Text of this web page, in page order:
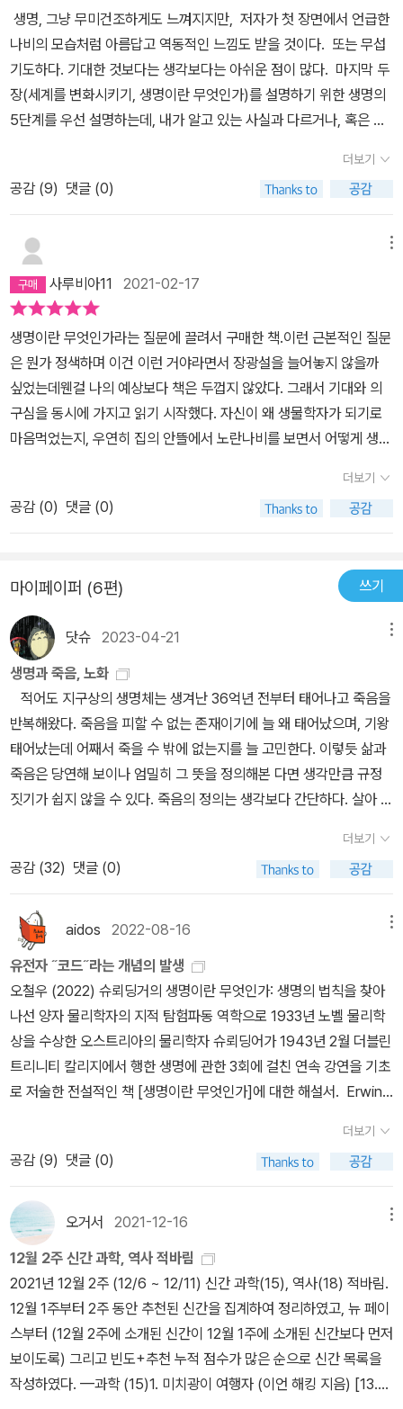
생명, 그냥 무미건조하게도 느껴지지만, 저자가 첫 장면에서 언급한
나비의 모습처럼 아름답고 역동적인 느낌도 받을 것이다. 또는 무섭
기도하다. 기대한 것보다는 생각보다는 아쉬운 점이 많다. 마지막 두
장(세계를 변화시키기, 생명이란 무엇인가)를 설명하기 위한 생명의
5단계를 우선 설명하는데, 내가 알고 있는 사실과 다르거나, 혹은 다
의 생명에서는 상호작용을 강조하는데, 마지막 두 장과의 내용과 밀
접하게 연관된다. 화엄경의 일즉다, 다즉일을 연상하게 한다. 우리
생명은 멀고 가까움이 있어도 하나의 조상에서 비롯된 것이다. 어떤
생명이건 살아 있음은 무언가 의지하며 살아 간다는 것이다. 광합성
을 하는 식물은 독립적인 것처럼 보이지만 그들도 자체적으로 그러한
화학적 반응이 일어나는 것이 아니지 않은가. 그런데 과학자가 스스
로 그런 이야기를 콕! 집어서 적어놓은 경우는 이번에 처음 읽는 것 같
다. 어서 리처드 도킨스의 <조상이야기를> 마저 다 읽어야 할텐데
하는 생각이 문득 들었다. 생각보다 아쉬운 점이 있었던 와중에서도
간간히 섞여져 나오는 저자의 에피소드 몇, 어떻게 하나의 세포가 알
아서 인체를 형성해가는 것에 대한 화학적 기울기라는 개념으로 설명
이 가능 할 수 도 있다고 했던 것, 과학자로서 GM식물들에 대하여
생각하는 바를 알게 되었다는 것. 저자에 따르면 내가 가지는 GM에
대한 편견은. 시민단체의 이념적 편향성과 기업의 상업적 이익에 따
는 개념은. 물에 잉크를 한방울 떨어트렸을 때 바로 떨어진 곳은 아주
짙을 것이고 퍼져나면서 그 진함이 옅어 질 것인데 그런 농도의 차이
로 진한 지점은 머리를, 옅은 부분은 팔다리가 형성되는 등의 패턴을
가질 가능성도 있다는 것이다.
더보기
공감 (9) 댓글 (0)
사루비아11 2021-02-17
생명이란 무엇인가라는 질문에 끌려서 구매한 책.이런 근본적인 질문
은 뭔가 정색하며 이건 이런 거야라면서 장광설을 늘어놓지 않을까
싶었는데웬걸 나의 예상보다 책은 두껍지 않았다. 그래서 기대와 의
구심을 동시에 가지고 읽기 시작했다. 자신이 왜 생물학자가 되기로
마음먹었는지, 우연히 집의 안뜰에서 노란나비를 보면서 어떻게 생명
들도 많이 등장한다. 심지어 자신의 출생의 비밀까지도.....이건...스포
라...뭔가 자신의 이야기를 섞어가면서 생물학 연구는 이렇게 이루어
지고 있어라고 친절하게 설명해주는 부분도 좋았고, 세포, 유전자 등
했다. 다만 약간의 아쉬운 점이 있다면, 뭔가 좀더 깊이 있는 설명이
있었으면 좋았겠다 싶었다. 그래도 오랜만에 생명과 자연과 인간의
삶에 대해서 생각해볼 수 있었다고나 할까.올해 첫책이 생명이란 무
엇인가라니....나는 궁금해졌다. 살아 있다는 것이 진정으로 어떤 의미
일까? 그러니까 한마디로 말하면 생명이란 무엇일까?
더보기
공감 (0) 댓글 (0)
마이페이퍼 (6편) 쓰기
닷슈 2023-04-21
생명과 죽음, 노화
반복해왔다. 죽음을 피할 수 없는 존재이기에 늘 왜 태어났으며, 기왕
태어났는데 어째서 죽을 수 밖에 없는지를 늘 고민한다. 이렇듯 삶과
죽음은 당연해 보이나 엄밀히 그 뜻을 정의해본 다면 생각만큼 규정
짓기가 쉽지 않을 수 있다. 죽음의 정의는 생각보다 간단하다. 살아 있
면 그것이 죽음이기 때문이다. 즉, 죽음의 정의가 생명의 뜻에 의존하
기에 살아 있는 것이 명확히 정의되면 죽음의 설명은 간단해진다.하
지만 살아 있는 것이 무엇인지는 좀 정의하는 것은 고민스럽다. 우주
는 모든 물질과 에너지가 아주 좁은 곳에서 뭉쳐진 상태에서 아주 작
은 요동으로 빅뱅이 일어나 퍼지게 되었다. 우주의 초기상태는 우주
배경복사 등의 증거에 의하면 묘하게도 상당히 균일했던 것으로 생각
된다. 그러다 빅뱅으로 매우 불균일해졌는데 다시 물질이나 에너지가
확률상 가장 경우의 수가 많아지는 가장 균일하고 무질서한 상태로
퍼져나가 엔트로피를 다시 최대로 높여놓는 것이 마치 우주의 최종
모습인 것처럼 사태가 진행되고 있다. 즉, 어찌보면 공간의 차이는 어
마어마하 엔트로피 측면에서 보자면 처음 상태로 다시 돌아가는 셈이
되는 것이다. 그래서 일각에서는 엔트로피가 최대가 되어 우주가 다
시 완성되면 다시 빅뱅이 일어나는 무한 반복이 우주의 생애라고 보
는 엔트로피가 커지는 방향으로 진행된다. 하지만 책 '암흑물질과 공
룡'에서 언급된 것처럼 우주는 암흑물질과 암흑에너지로 가득차 있으
며 이들이 뭉쳐서 상대적으로 약간 높은 중력을 보이는 것에 보이는
물질들도 뭉쳐 은하계와 항성계를 이루게 된다. 이들은 열역한 제2법
칙을 어기는 것 같지만 사실 외곽 지역의 엔트로피는 자신들이 낮춘
것보다 더 높여놓기에 사실상 이 법칙을 더 잘 수행하게 된다. 그리고
이런 항성계의 혹성에서 스스로의 유지를 위해 외부의 엔트로피는 높
이고 자신의 엔트로피는 낮추는 존재가 생겨났으니 그것이 생명체다.
더보기
공감 (32) 댓글 (0)
aidos 2022-08-16
유전자 ˝코드˝라는 개념의 발생
오철우 (2022) 슈뢰딩거의 생명이란 무엇인가: 생명의 법칙을 찾아
나선 양자 물리학자의 지적 탐험파동 역학으로 1933년 노벨 물리학
상을 수상한 오스트리아의 물리학자 슈뢰딩어가 1943년 2월 더블린
트리니티 칼리지에서 행한 생명에 관한 3회에 걸친 연속 강연을 기초
로 저술한 전설적인 책 [생명이란 무엇인가]에 대한 해설서. Erwin
he Living Cell국역 전대호(2007) / 서인석(2017/2021) DNA가
이중 나선 구조임을 밝혀 1962년 노벨 생리의학상을 수상한 Watso
n, Crick, Wilkins 세 사람 모두에게 깊은 영향을 주었다는 사실로도
잘 알려져 있다. [13-16] James Watson (1968) The Double H
elix: A Personal Account of the Discovery of the Structure
of DNA 국역 하두봉 (1990/1994) 이중나선: 핵산의 구조를 밝히
기까지 국역 최돈찬 (2007/2019) 이중나선: 생명구조에 대한 호기
심으로 DNA구조를 발견한 이야기 Walter Moore (1989) Schrö
dinger: Life and Thought 국역 전대호 (1997) 슈뢰딩거의 삶 국
역 원서'진화론의 대가인 고생물학자 스티븐 제이 굴드는 [생명이
란 무엇인가? 그 후 50년]에서 이 책이 1920년대에 유럽에서 풍미
더보기
공감 (9) 댓글 (0)
오거서 2021-12-16
12월 2주 신간 과학, 역사 적바림
2021년 12월 2주 (12/6 ~ 12/11) 신간 과학(15), 역사(18) 적바림.
12월 1주부터 2주 동안 추천된 신간을 집계하여 정리하였고, 뉴 페이
스부터 (12월 2주에 소개된 신간이 12월 1주에 소개된 신간보다 먼저
보이도록) 그리고 빈도+추천 누적 점수가 많은 순으로 신간 목록을
작성하였다. —과학 (15)1. 미치광이 여행자 (이언 해킹 지음) [13.6]